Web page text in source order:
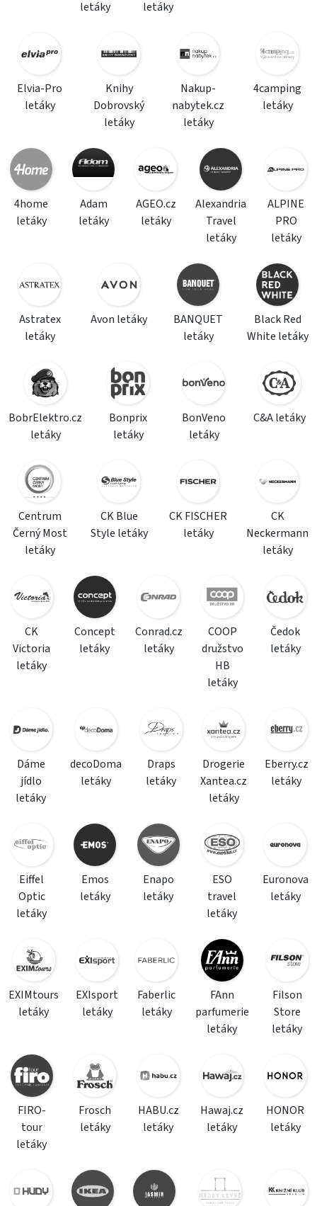
letáky letáky
Elvia-Pro
letáky
Knihy
Dobrovský
letáky
Nakup-
nabytek.cz
letáky
4camping
letáky
4home
letáky
Adam
letáky
AGEO.cz
letáky
Alexandria
Travel
letáky
ALPINE
PRO
letáky
Astratex
letáky
Avon letáky
BANQUET
letáky
Black Red
White letáky
BobrElektro.cz
letáky
Bonprix
letáky
BonVeno
letáky
C&A letáky
Centrum
Černý Most
letáky
CK Blue
Style letáky
CK FISCHER
letáky
CK
Neckermann
letáky
CK
Victoria
letáky
Concept
letáky
Conrad.cz
letáky
COOP
družstvo
HB
letáky
Čedok
letáky
Dáme
jídlo
letáky
decoDoma
letáky
Draps
letáky
Drogerie
Xantea.cz
letáky
Eberry.cz
letáky
Eiffel
Optic
letáky
Emos
letáky
Enapo
letáky
ESO
travel
letáky
Euronova
letáky
EXIMtours
letáky
EXIsport
letáky
Faberlic
letáky
FAnn
parfumerie
letáky
Filson
Store
letáky
FIRO-
tour
letáky
Frosch
letáky
HABU.cz
letáky
Hawaj.cz
letáky
HONOR
letáky